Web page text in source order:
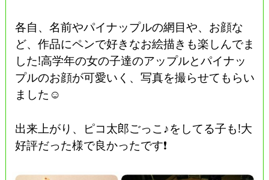
各自、名前やパイナップルの網目や、お顔な
ど、作品にペンで好きなお絵描きも楽しんでま
した!高学年の女の子達のアップルとパイナッ
プルのお顔が可愛いく、写真を撮らせてもらい
ました☺
出来上がり、ピコ太郎ごっこ♪をしてる子も!大
好評だった様で良かったです❗